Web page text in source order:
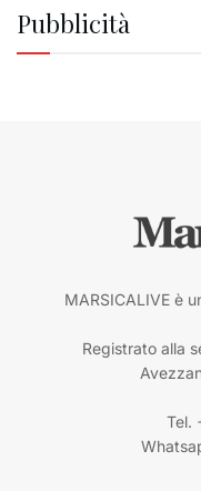
Pubblicità
MARSICALIVE è
Registrato alla
Tel.